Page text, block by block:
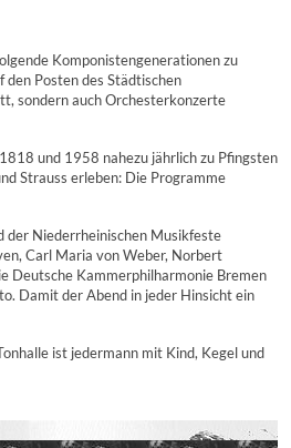
Komponistengenerationen zu
Posten des Städtischen
sondern auch Orchesterkonzerte
und 1958 nahezu jährlich zu Pfingsten
Strauss erleben: Die Programme
der Niederrheinischen Musikfeste
Carl Maria von Weber, Norbert
Deutsche Kammerphilharmonie Bremen
Damit der Abend in jeder Hinsicht ein
ist jedermann mit Kind, Kegel und